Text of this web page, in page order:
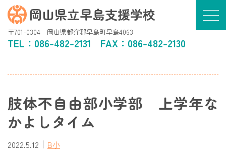
岡山県立早島支援学校
〒701-0304 岡山県都窪郡早島町早島4063
TEL： 086-482-2131 FAX：086-482-2130
肢体不自由部小学部 上学年な
かよしタイム
2022.5.12 ｜ B小